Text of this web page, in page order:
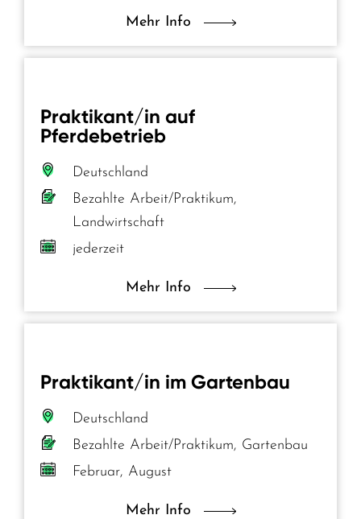
Mehr Info
Praktikant/in auf
Pferdebetrieb
Deutschland
Bezahlte Arbeit/Praktikum,
Landwirtschaft
jederzeit
Mehr Info
Praktikant/in im Gartenbau
Deutschland
Bezahlte Arbeit/Praktikum, Gartenbau
Februar, August
Mehr Info